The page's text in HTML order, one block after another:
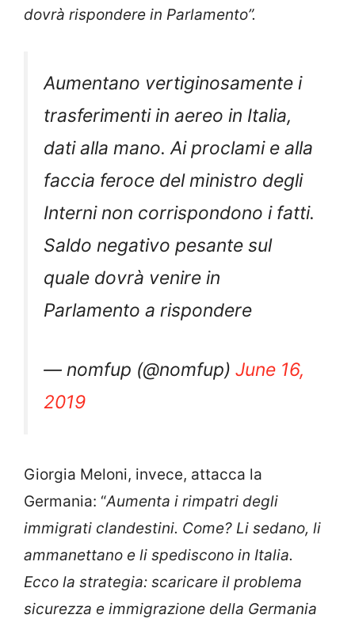
dovrà rispondere in Parlamento”.
Aumentano vertiginosamente i
trasferimenti in aereo in Italia,
dati alla mano. Ai proclami e alla
faccia feroce del ministro degli
Interni non corrispondono i fatti.
Saldo negativo pesante sul
quale dovrà venire in
Parlamento a rispondere
— nomfup (@nomfup) June 16,
2019
Giorgia Meloni, invece, attacca la
Germania: “Aumenta i rimpatri degli
immigrati clandestini. Come? Li sedano, li
ammanettano e li spediscono in Italia.
Ecco la strategia: scaricare il problema
sicurezza e immigrazione della Germania